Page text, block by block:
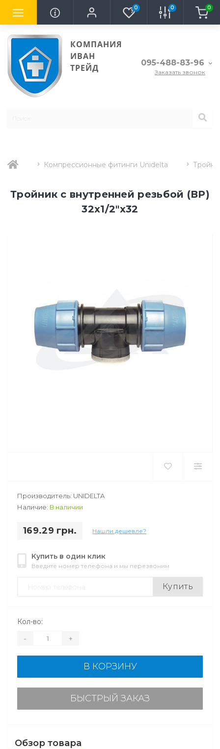
0 0 0
КОМПАНИЯ
ИВАН
ТРЕЙД
095-488-83-96
Заказать звонок
Компрессионные фитинги Unidelta
Тройник с внутренней резьбой (ВР)
32х1/2"х32
Производитель: UNIDELTA
Наличие: В наличии
169.29 грн. Нашли дешевле?
Купить в один клик
Введите номер телефона и мы перезвоним
Купить
Кол-во:
- +
В КОРЗИНУ
БЫСТРЫЙ ЗАКАЗ
Обзор товара